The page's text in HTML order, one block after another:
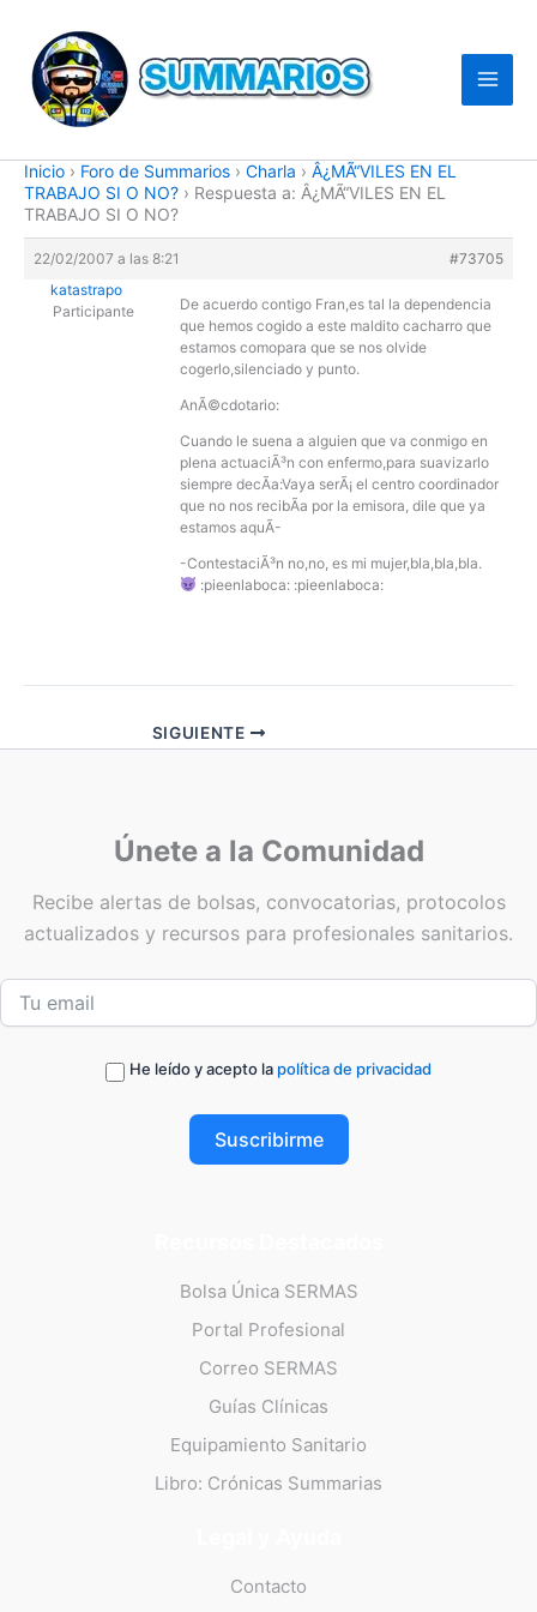
contenido
Inicio › Foro de Summarios › Charla › Â¿MÃ“VILES EN EL
TRABAJO SI O NO? › Respuesta a: Â¿MÃ“VILES EN EL
TRABAJO SI O NO?
22/02/2007 a las 8:21
#73705
katastrapo
Participante
De acuerdo contigo Fran,es tal la dependencia
que hemos cogido a este maldito cacharro que
estamos comopara que se nos olvide
cogerlo,silenciado y punto.
AnÃ©cdotario:
Cuando le suena a alguien que va conmigo en
plena actuaciÃ³n con enfermo,para suavizarlo
siempre decÃ­a:Vaya serÃ¡ el centro coordinador
que no nos recibÃ­a por la emisora, dile que ya
estamos aquÃ­-
-ContestaciÃ³n no,no, es mi mujer,bla,bla,bla.
:pieenlaboca: :pieenlaboca:
SIGUIENTE
Únete a la Comunidad
Recibe alertas de bolsas, convocatorias, protocolos
actualizados y recursos para profesionales sanitarios.
He leído y acepto la política de privacidad
Suscribirme
Bolsa Única SERMAS
Portal Profesional
Correo SERMAS
Guías Clínicas
Equipamiento Sanitario
Libro: Crónicas Summarias
Contacto